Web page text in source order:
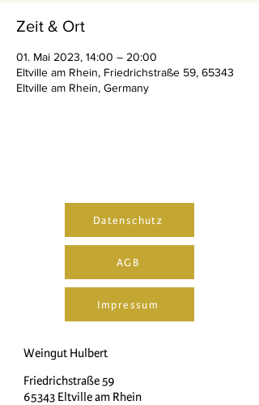
Zeit & Ort
01. Mai 2023, 14:00 – 20:00
Eltville am Rhein, Friedrichstraße 59, 65343
Eltville am Rhein, Germany
Datenschutz
AGB
Impressum
Weingut Hulbert
Friedrichstraße 59
65343 Eltville am Rhein